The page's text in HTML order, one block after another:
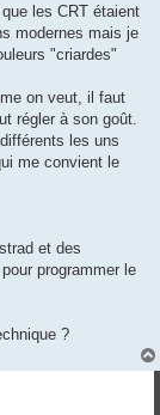
les CRT étaient
modernes mais je
"criardes"
on veut, il faut
régler à son goût.
les uns
me convient le
et des
programmer le
?